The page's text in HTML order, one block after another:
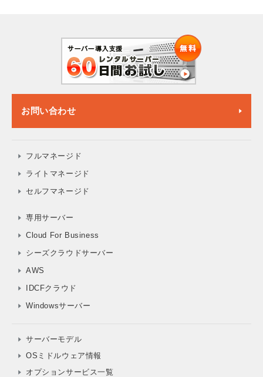
お問い合わせ
フルマネージド
ライトマネージド
セルフマネージド
専用サーバー
Cloud For Business
シーズクラウドサーバー
AWS
IDCFクラウド
Windowsサーバー
サーバーモデル
OSミドルウェア情報
オプションサービス一覧